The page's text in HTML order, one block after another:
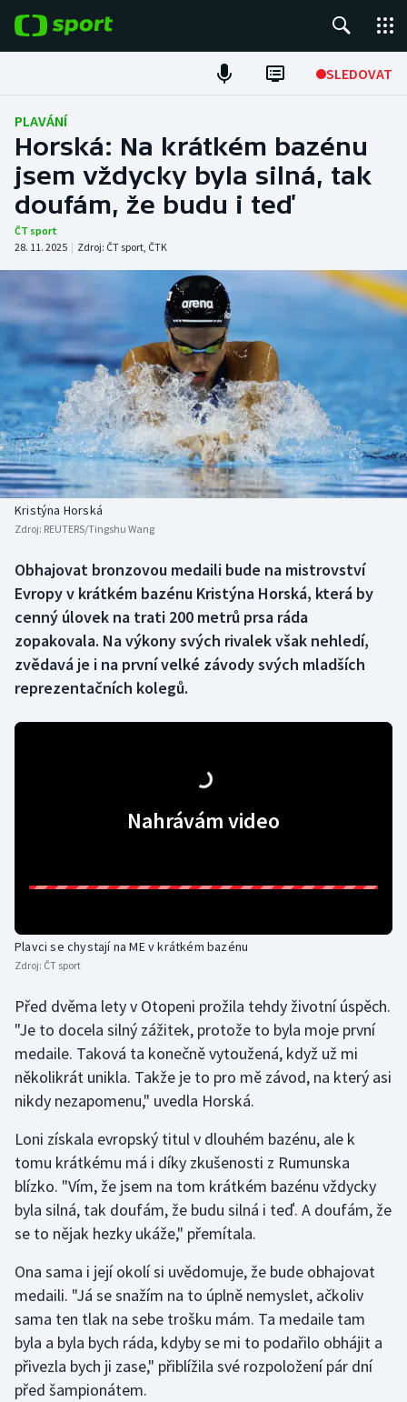
SLEDOVAT
Fotbal
Hokej
Tenis
Atletika
DALŠÍ SPORTY
Americký fotbal
Baseball a softbal
Basketbal
Biatlon
Box
Curling
Dostihy
Florbal
Jezdectví
Krasobruslení
Lezení
Moderní pětiboj
Motorsport
Parasport
Plavání
Plážový volejbal
NEPŘEHLÉDNĚTE
Soutěže
Historické návraty
Aplikace ČT sport
PLAVÁNÍ
Horská: Na krátkém bazénu
jsem vždycky byla silná, tak
doufám, že budu i teď
ČT sport
28. 11. 2025 | Zdroj: ČT sport, ČTK
Kristýna Horská
Zdroj: REUTERS/Tingshu Wang
Obhajovat bronzovou medaili bude na mistrovství
Evropy v krátkém bazénu Kristýna Horská, která by
cenný úlovek na trati 200 metrů prsa ráda
zopakovala. Na výkony svých rivalek však nehledí,
zvědavá je i na první velké závody svých mladších
reprezentačních kolegů.
Nahrávám video
Plavci se chystají na ME v krátkém bazénu
Zdroj: ČT sport
Před dvěma lety v Otopeni prožila tehdy životní úspěch.
"Je to docela silný zážitek, protože to byla moje první
medaile. Taková ta konečně vytoužená, když už mi
několikrát unikla. Takže je to pro mě závod, na který asi
nikdy nezapomenu," uvedla Horská.
Loni získala evropský titul v dlouhém bazénu, ale k
tomu krátkému má i díky zkušenosti z Rumunska
blízko. "Vím, že jsem na tom krátkém bazénu vždycky
byla silná, tak doufám, že budu silná i teď. A doufám, že
se to nějak hezky ukáže," přemítala.
Ona sama i její okolí si uvědomuje, že bude obhajovat
medaili. "Já se snažím na to úplně nemyslet, ačkoliv
sama ten tlak na sebe trošku mám. Ta medaile tam
byla a byla bych ráda, kdyby se mi to podařilo obhájit a
přivezla bych ji zase," přiblížila své rozpoložení pár dní
před šampionátem.